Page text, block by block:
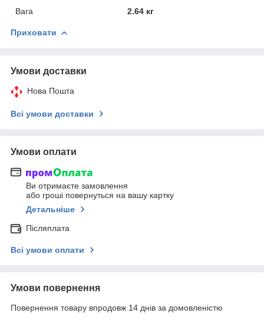
Вага
2.64 кг
Приховати
Умови доставки
Нова Пошта
Всі умови доставки
Умови оплати
Ви отримаєте замовлення
або гроші повернуться на вашу картку
Детальніше
Післяплата
Всі умови оплати
Умови повернення
Повернення товару впродовж 14 днів за домовленістю